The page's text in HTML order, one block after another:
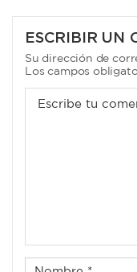
ENTRADAS
ESCRIBIR UN
Su dirección de
Los campos